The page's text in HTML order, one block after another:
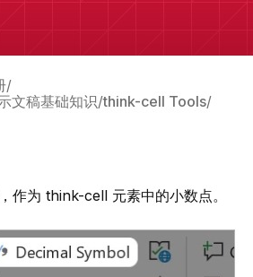
文稿基础知识 think-cell Tools
作为 think-cell 元素中的小数点。